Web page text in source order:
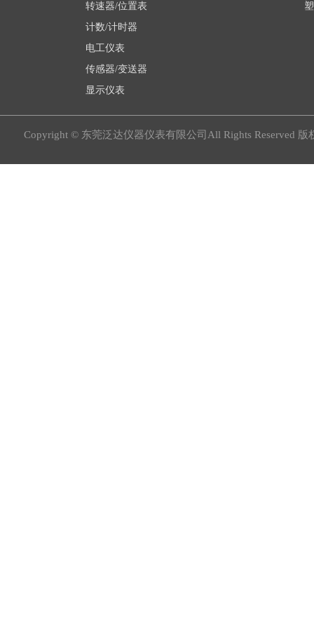
转速器/位置表
计数/计时器
电工仪表
传感器/变送器
显示仪表
Copyright © 东莞泛达仪器仪表有限公司All Rights Reserved 版